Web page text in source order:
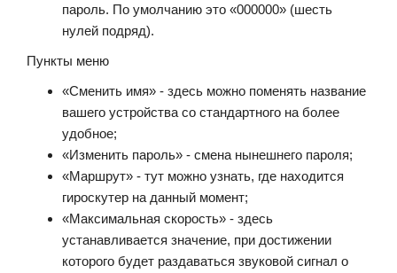
пароль. По умолчанию это «000000» (шесть
нулей подряд).
Пункты меню
«Сменить имя» - здесь можно поменять название
вашего устройства со стандартного на более
удобное;
«Изменить пароль» - смена нынешнего пароля;
«Маршрут» - тут можно узнать, где находится
гироскутер на данный момент;
«Максимальная скорость» - здесь
устанавливается значение, при достижении
которого будет раздаваться звуковой сигнал о